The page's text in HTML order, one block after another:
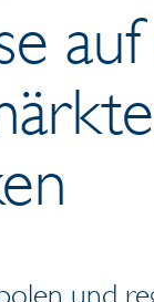
und